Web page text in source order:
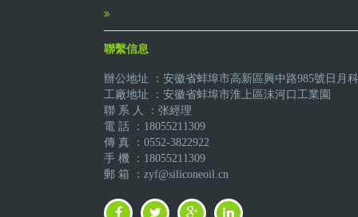
聯繫信息
辦公地址 ：安徽省蚌埠市高新區興中路985號日月
工廠地址 ：安徽省蚌埠市淮上區沫河口工業園
聯 系 人 ：张經理
電 話 ：18055211309
傳 真 ：0552-3822922
手 機 ：18055211309
郵 箱 ：zyf@siliconeoil.cn